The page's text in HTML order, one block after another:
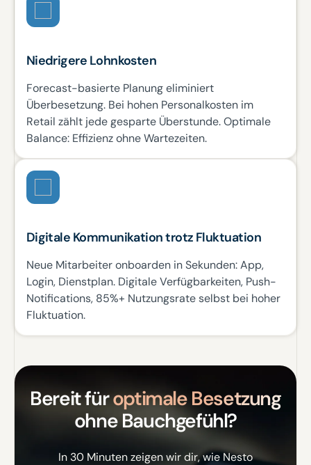
Niedrigere Lohnkosten
Forecast-basierte Planung eliminiert
Überbesetzung. Bei hohen Personalkosten im
Retail zählt jede gesparte Überstunde. Optimale
Balance: Effizienz ohne Wartezeiten.
Digitale Kommunikation trotz Fluktuation
Neue Mitarbeiter onboarden in Sekunden: App,
Login, Dienstplan. Digitale Verfügbarkeiten, Push-
Notifications, 85%+ Nutzungsrate selbst bei hoher
Fluktuation.
Bereit füroptimale Besetzung
ohne Bauchgefühl?
In 30 Minuten zeigen wir dir, wie Nesto